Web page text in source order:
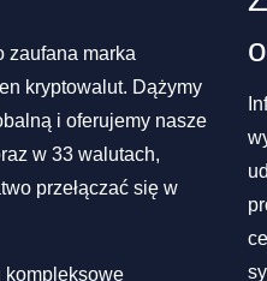
zaufana marka
kryptowalut. Dążymy
i oferujemy nasze
w 33 walutach,
przełączać się w
kompleksowe